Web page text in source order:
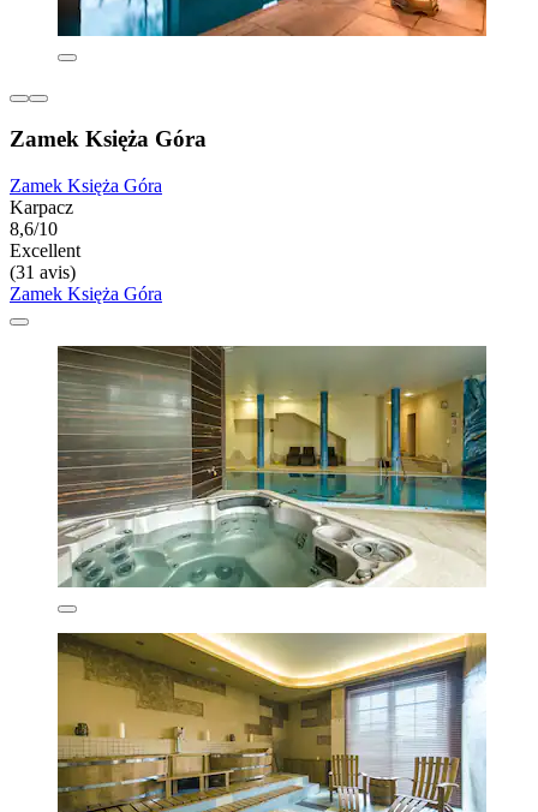
Zamek Księża Góra
Zamek Księża Góra
Karpacz
8,6/10
Excellent
(31 avis)
Zamek Księża Góra